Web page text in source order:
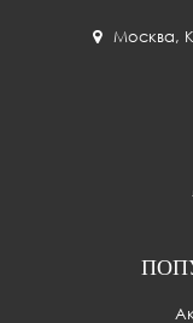
Москва,